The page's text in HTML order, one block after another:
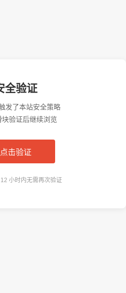
全验证
发了本站安全策略
块验证后继续浏览
点击验证
小时内无需再次验证